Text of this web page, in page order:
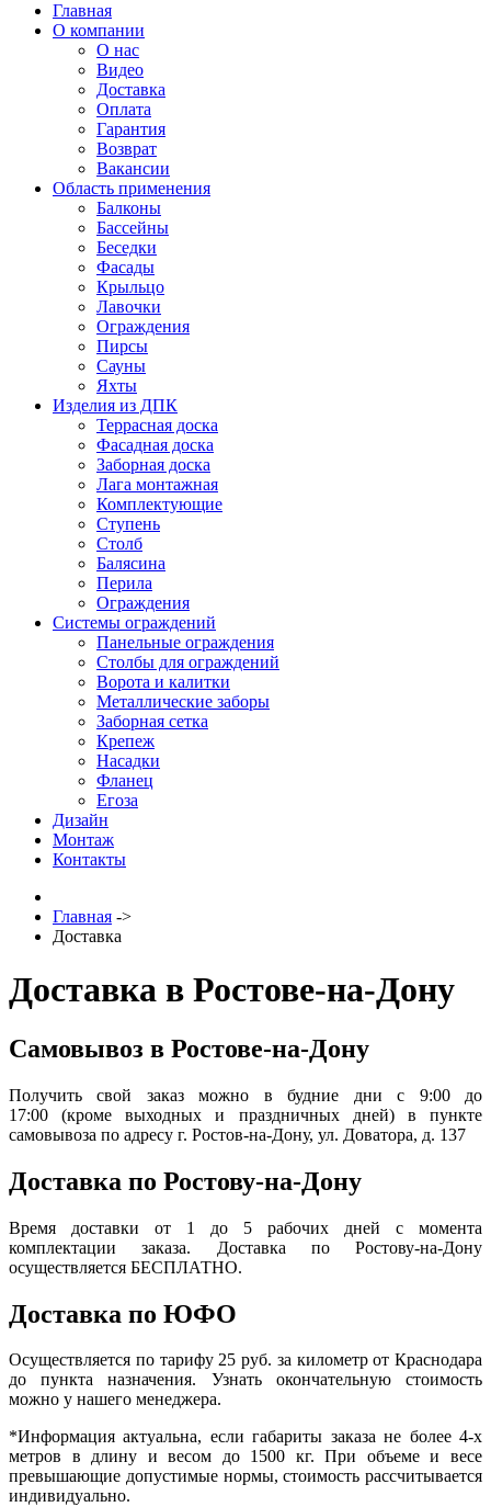
Главная
О компании
О нас
Видео
Доставка
Оплата
Гарантия
Возврат
Вакансии
Область применения
Балконы
Бассейны
Беседки
Фасады
Крыльцо
Лавочки
Ограждения
Пирсы
Сауны
Яхты
Изделия из ДПК
Террасная доска
Фасадная доска
Заборная доска
Лага монтажная
Комплектующие
Ступень
Столб
Балясина
Перила
Ограждения
Системы ограждений
Панельные ограждения
Столбы для ограждений
Ворота и калитки
Металлические заборы
Заборная сетка
Крепеж
Насадки
Фланец
Егоза
Дизайн
Монтаж
Контакты
Главная ->
Доставка
Доставка в Ростове-на-Дону
Самовывоз в Ростове-на-Дону
Получить свой заказ можно в будние дни с 9:00 до
17:00 (кроме выходных и праздничных дней) в пункте
самовывоза по адресу г. Ростов-на-Дону, ул. Доватора, д. 137
Доставка по Ростову-на-Дону
Время доставки от 1 до 5 рабочих дней с момента
комплектации заказа. Доставка по Ростову-на-Дону
осуществляется БЕСПЛАТНО.
Доставка по ЮФО
Осуществляется по тарифу 25 руб. за километр от Краснодара
до пункта назначения. Узнать окончательную стоимость
можно у нашего менеджера.
*Информация актуальна, если габариты заказа не более 4-х
метров в длину и весом до 1500 кг. При объеме и весе
превышающие допустимые нормы, стоимость рассчитывается
индивидуально.